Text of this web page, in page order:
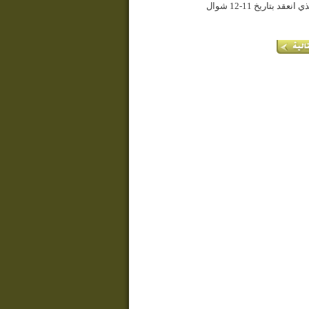
مشاركة الشيخ الصفار في الملتقى الفكري العالمي الثاني لعلماء الشيعة والسنة، الذي انعقد بتاريخ 11-12 شوال